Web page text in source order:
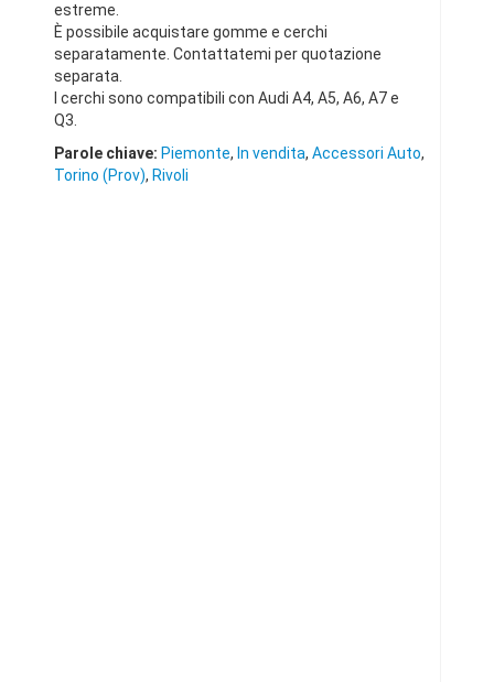
estreme.
È possibile acquistare gomme e cerchi
separatamente. Contattatemi per quotazione
separata.
I cerchi sono compatibili con Audi A4, A5, A6, A7 e
Q3.
Parole chiave: Piemonte, In vendita, Accessori Auto,
Torino (Prov), Rivoli